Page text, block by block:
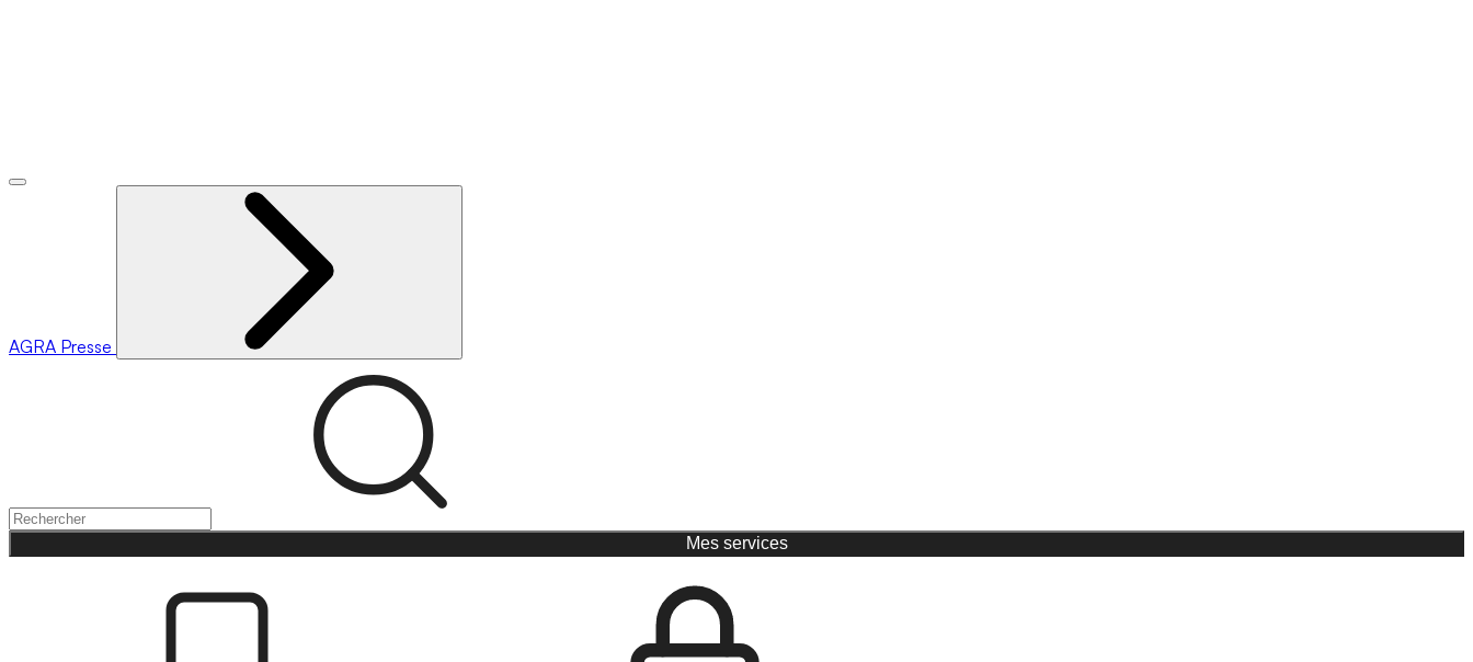
AGRA Presse
Mes services